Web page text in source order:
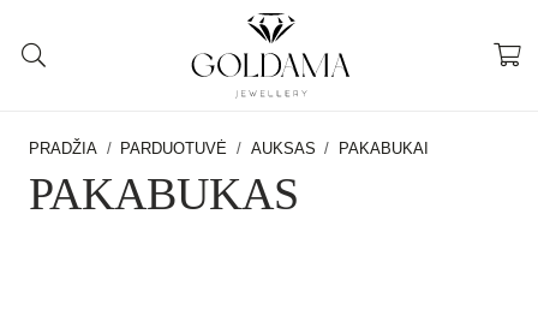
PRADŽIA / PARDUOTUVĖ / AUKSAS / PAKABUKAI
PAKABUKAS